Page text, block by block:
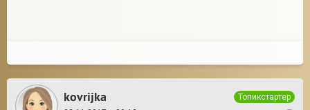
kovrijka
Топикстартер